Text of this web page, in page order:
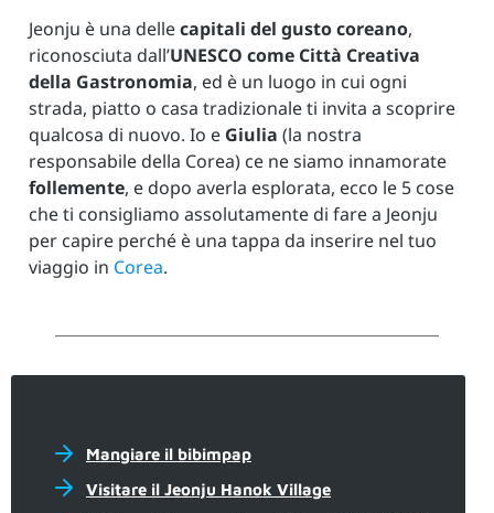
Jeonju è una dellecapitali del gusto coreano,
riconosciuta dall’UNESCO come Città Creativa
della Gastronomia, ed è un luogo in cui ogni
strada, piatto o casa tradizionale ti invita a scoprire
qualcosa di nuovo. Io e Giulia (la nostra
responsabile della Corea) ce ne siamo innamorate
follemente, e dopo averla esplorata, ecco le 5 cose
che ti consigliamo assolutamente di fare a Jeonju
per capire perché è una tappa da inserire nel tuo
viaggio in Corea.
Mangiare il bibimpap
Visitare il Jeonju Hanok Village